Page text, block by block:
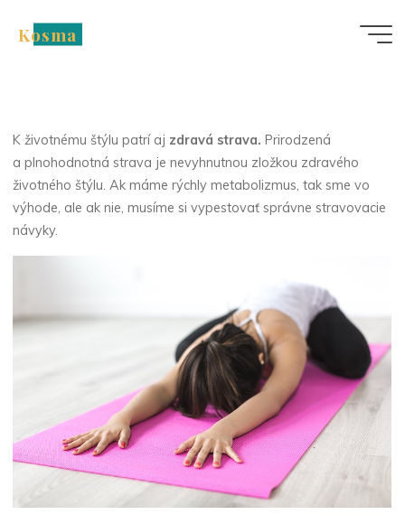
Kosma
K životnému štýlu patrí aj zdravá strava. Prirodzená
a plnohodnotná strava je nevyhnutnou zložkou zdravého
životného štýlu. Ak máme rýchly metabolizmus, tak sme vo
výhode, ale ak nie, musíme si vypestovať správne stravovacie
návyky.